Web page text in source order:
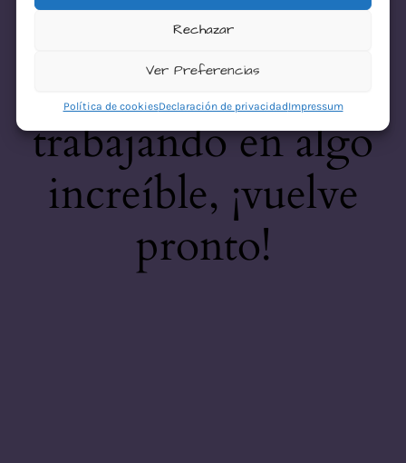
Rechazar
Ver Preferencias
Política de cookiesDeclaración de privacidadImpressum
¡Disculpa este
desastre! Estamos
trabajando en algo
increíble, ¡vuelve
pronto!